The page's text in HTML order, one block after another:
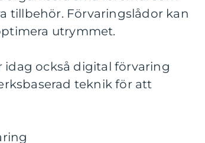
tillbehör. Förvaringslådor kan
utrymmet.
också digital förvaring
teknik för att